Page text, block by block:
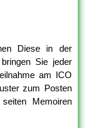
Diese in der
Sie jeder
am ICO
zum Posten
Memoiren